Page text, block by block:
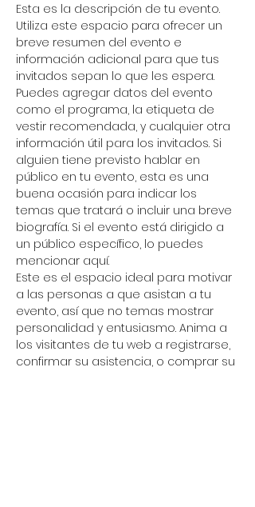
Esta es la descripción de tu evento.
Utiliza este espacio para ofrecer un
breve resumen del evento e
información adicional para que tus
invitados sepan lo que les espera.
Puedes agregar datos del evento
como el programa, la etiqueta de
vestir recomendada, y cualquier otra
información útil para los invitados. Si
alguien tiene previsto hablar en
público en tu evento, esta es una
buena ocasión para indicar los
temas que tratará o incluir una breve
biografía. Si el evento está dirigido a
un público específico, lo puedes
mencionar aquí.
Este es el espacio ideal para motivar
a las personas a que asistan a tu
evento, así que no temas mostrar
personalidad y entusiasmo. Anima a
los visitantes de tu web a registrarse,
confirmar su asistencia, o comprar su